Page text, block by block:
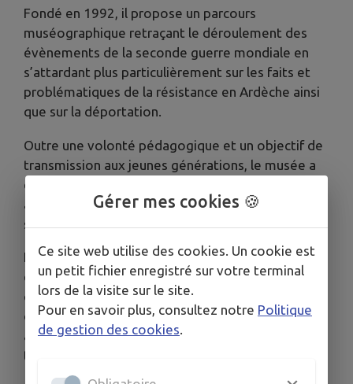
Fondé en 1992, il propose un parcours
muséographique retraçant le déroulement des
évènements de la seconde guerre mondiale en
s’attardant plus particulièrement sur les faits et
problématiques de la résistance en Ardèche ainsi
que sur la déportation.
Outre une volonté pédagogique et un objectif de
transmission aux jeunes générations, le musée a
également mission d’honorer la mémoire des
anciens résistants et déportés lors de cette
sombre période de l’histoire française.
Le musée organise toute l’année, différents
événements, expositions temporaires,
conférences, projections. Il propose également
des activités et ateliers destinés aux scolaires
ainsi qu’un centre de documentations ouvert à
tous.
Gérer mes cookies 🍪
Ce site web utilise des cookies. Un cookie est
un petit fichier enregistré sur votre terminal
lors de la visite sur le site.
Pour en savoir plus, consultez notre Politique
de gestion des cookies.